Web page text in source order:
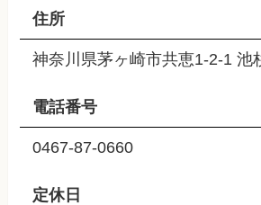
住所
神奈川県茅ヶ崎市共恵1-2-1 池
電話番号
0467-87-0660
定休日